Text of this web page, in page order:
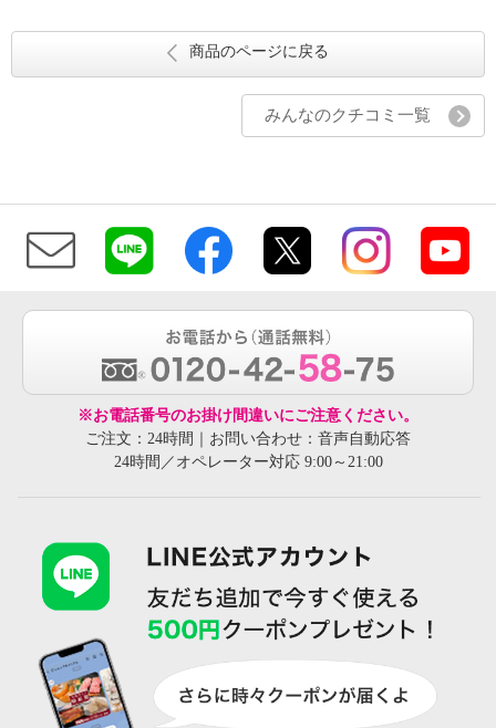
商品のページに戻る
みんなのクチコミ一覧
※お電話番号のお掛け間違いにご注意ください。
ご注文：24時間｜お問い合わせ：音声自動応答
24時間／オペレーター対応 9:00～21:00